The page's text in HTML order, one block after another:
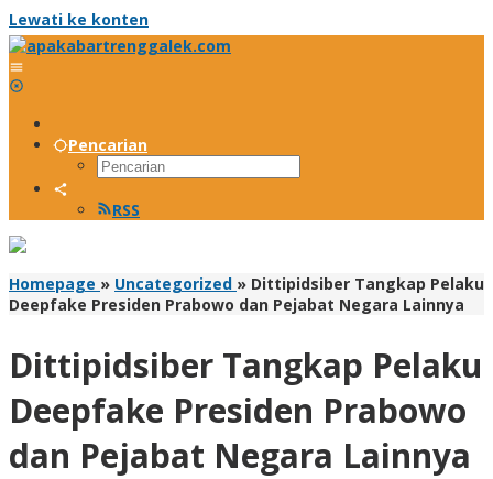
Lewati ke konten
Pencarian
RSS
Homepage » Uncategorized » Dittipidsiber Tangkap Pelaku
Deepfake Presiden Prabowo dan Pejabat Negara Lainnya
Dittipidsiber Tangkap Pelaku
Deepfake Presiden Prabowo
dan Pejabat Negara Lainnya